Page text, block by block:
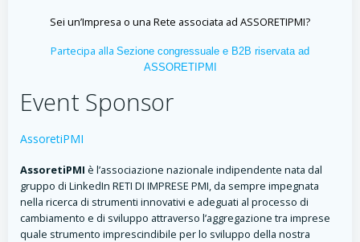
Sei un’Impresa o una Rete associata ad ASSORETIPMI?
Partecipa alla Sezione congressuale e B2B riservata ad
ASSORETIPMI
Event Sponsor
AssoretiPMI
AssoretiPMI è l’associazione nazionale indipendente nata dal
gruppo di LinkedIn RETI DI IMPRESE PMI, da sempre impegnata
nella ricerca di strumenti innovativi e adeguati al processo di
cambiamento e di sviluppo attraverso l’aggregazione tra imprese
quale strumento imprescindibile per lo sviluppo della nostra